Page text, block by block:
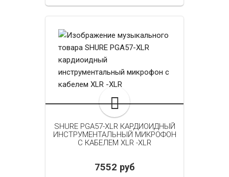
SHURE PGA57-XLR КАРДИОИДНЫЙ
ИНСТРУМЕНТАЛЬНЫЙ МИКРОФОН
C КАБЕЛЕМ XLR -XLR
7552 руб